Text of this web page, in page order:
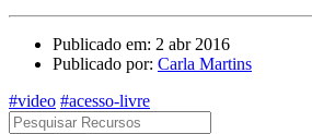
Publicado em: 2 abr 2016
Publicado por: Carla Martins
#video #acesso-livre